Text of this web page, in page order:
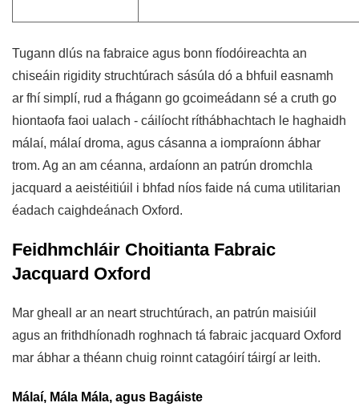
Tugann dlús na fabraice agus bonn fíodóireachta an
chiseáin rigidity struchtúrach sásúla dó a bhfuil easnamh
ar fhí simplí, rud a fhágann go gcoimeádann sé a cruth go
hiontaofa faoi ualach - cáilíocht ríthábhachtach le haghaidh
málaí, málaí droma, agus cásanna a iompraíonn ábhar
trom. Ag an am céanna, ardaíonn an patrún dromchla
jacquard a aeistéitiúil i bhfad níos faide ná cuma utilitarian
éadach caighdeánach Oxford.
Feidhmchláir Choitianta Fabraic
Jacquard Oxford
Mar gheall ar an neart struchtúrach, an patrún maisiúil
agus an frithdhíonadh roghnach tá fabraic jacquard Oxford
mar ábhar a théann chuig roinnt catagóirí táirgí ar leith.
Málaí, Mála Mála, agus Bagáiste